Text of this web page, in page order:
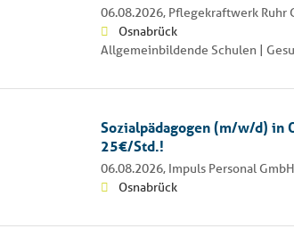
06.08.2026, Pflegekraftwerk Ruhr
Osnabrück
Allgemeinbildende Schulen |
Sozialpädagogen (m/w/d) in
25€/Std.!
06.08.2026, Impuls Personal GmbH
Osnabrück